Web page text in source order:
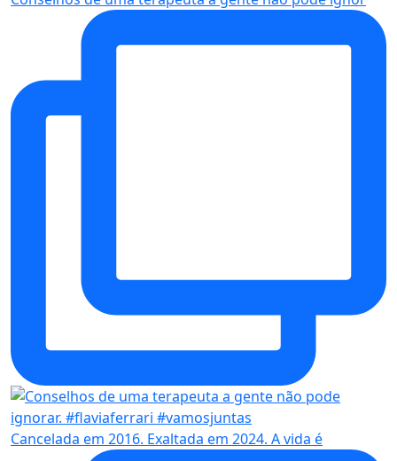
Cancelada em 2016. Exaltada em 2024. A vida é